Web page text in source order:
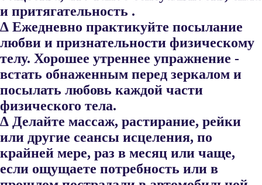
и притягательность .
∆ Ежедневно практикуйте посылание
любви и признательности физи​ческому
телу. Хорошее утреннее упражнение -
встать обнаженным перед зеркалом и
посылать любовь каждой части
физического тела.
∆ Делайте массаж, растирание, рейки
или другие сеансы исцеления, по
крайней мере, раз в месяц или чаще,
если ощущаете потреб​ность или в